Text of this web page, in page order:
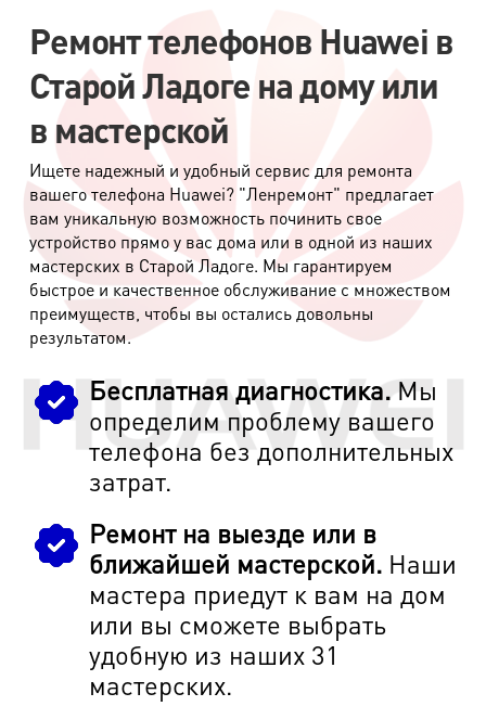
Ремонт телефонов Huawei в
Старой Ладоге на дому или
в мастерской
Ищете надежный и удобный сервис для ремонта
вашего телефона Huawei? "Ленремонт" предлагает
вам уникальную возможность починить свое
устройство прямо у вас дома или в одной из наших
мастерских в Старой Ладоге. Мы гарантируем
быстрое и качественное обслуживание с множеством
преимуществ, чтобы вы остались довольны
результатом.
Бесплатная диагностика.Мы
определим проблему вашего
телефона без дополнительных
затрат.
Ремонт на выезде или в
ближайшей мастерской.Наши
мастера приедут к вам на дом
или вы сможете выбрать
удобную из наших 31
мастерских.